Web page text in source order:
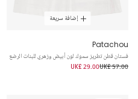
إضافة سريعة
Patachou
فستان قطن تطريز سموك لون أبيض وزهري للبنات الرضع
UK£ 57.00
UK£ 29.00